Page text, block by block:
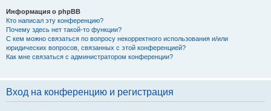
Информация о phpBB
Кто написал эту конференцию?
Почему здесь нет такой-то функции?
С кем можно связаться по вопросу некорректного использования и/или
юридических вопросов, связанных с этой конференцией?
Как мне связаться с администратором конференции?
Вход на конференцию и регистрация